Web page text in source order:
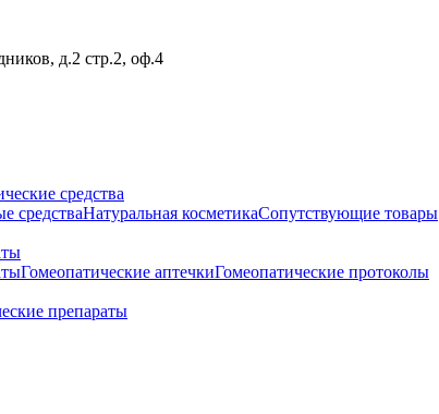
д.2 стр.2, оф.4
средства
средстваНатуральная косметикаСопутствующие товары
Гомеопатические аптечкиГомеопатические протоколы
препараты